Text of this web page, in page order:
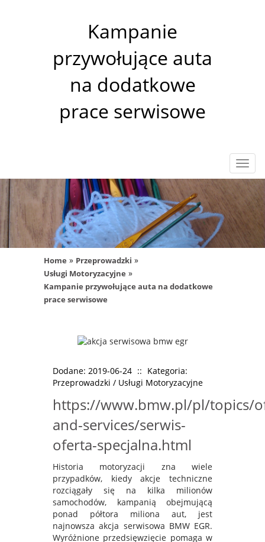
Kampanie
przywołujące auta
na dodatkowe
prace serwisowe
Home » Przeprowadzki »
Usługi Motoryzacyjne »
Kampanie przywołujące auta na dodatkowe
prace serwisowe
Dodane: 2019-06-24 :: Kategoria:
Przeprowadzki / Usługi Motoryzacyjne
https://www.bmw.pl/pl/topics/
and-services/serwis-
oferta-specjalna.html
Historia motoryzacji zna wiele
przypadków, kiedy akcje techniczne
rozciągały się na kilka milionów
samochodów, kampanią obejmującą
ponad półtora miliona aut, jest
najnowsza akcja serwisowa BMW EGR.
Wyróżnione przedsięwzięcie pomaga w